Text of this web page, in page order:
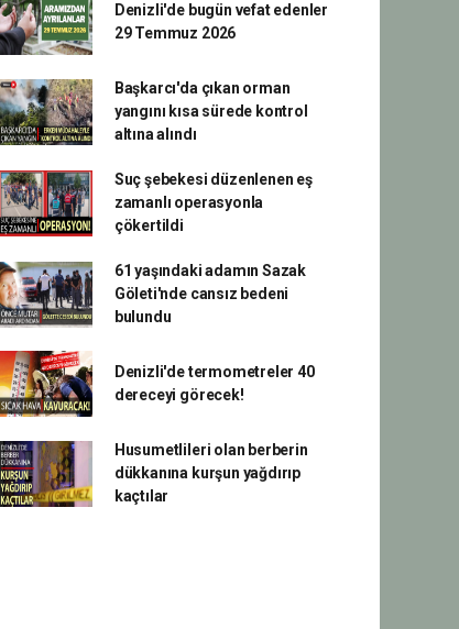
Denizli'de bugün vefat edenler
29 Temmuz 2026
Başkarcı'da çıkan orman
yangını kısa sürede kontrol
altına alındı
Suç şebekesi düzenlenen eş
zamanlı operasyonla
çökertildi
61 yaşındaki adamın Sazak
Göleti'nde cansız bedeni
bulundu
Denizli'de termometreler 40
dereceyi görecek!
Husumetlileri olan berberin
dükkanına kurşun yağdırıp
kaçtılar